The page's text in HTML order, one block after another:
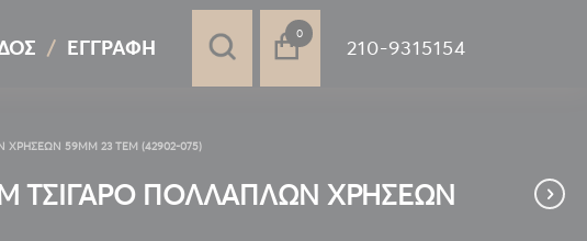
0στοιχεία
ΕΓΓΡΑΦΉ 210-9315154
59MM 23 ΤΕΜ (42902-075)
ΤΣΙΓΑΡΟ ΠΟΛΛΑΠΛΩΝ ΧΡΗΣΕΩΝ